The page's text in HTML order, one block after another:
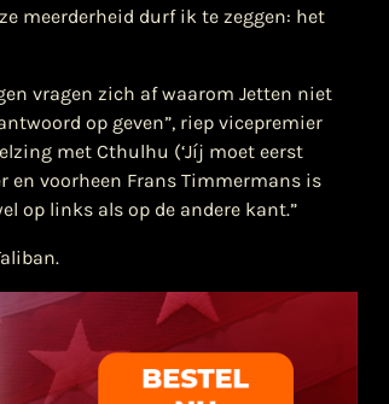
meerderheid durf ik te zeggen: het
vragen zich af waarom Jetten niet
op geven”, riep vicepremier
met Cthulhu (‘Jíj moet eerst
en voorheen Frans Timmermans is
op links als op de andere kant.”